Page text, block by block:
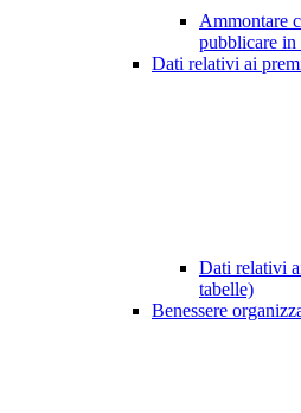
Ammontare
pubblicare in
Dati relativi ai
Dati relativi
tabelle)
Benessere